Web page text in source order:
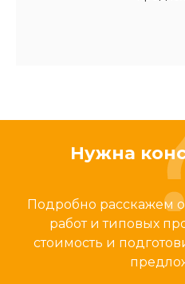
Нужна
Подробно расскажем
работ и типовых
стоимость и